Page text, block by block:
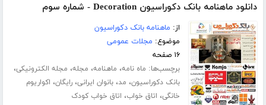
دانلود ماهنامه بانک دکوراسیون Decoration - شماره سوم
از: ماهنامه بانک دکوراسیون
موضوع: مجلات عمومی
۱۶ صفحه
برچسب‌ها: ماه نامه، ماهنامه، مجله، مجله الکترونیکی،
بانک دکوراسیون، مد،بانوان ایرانی،رایگان، اکواریوم
خانگی، اتاق خواب، اتاق خواب کودک